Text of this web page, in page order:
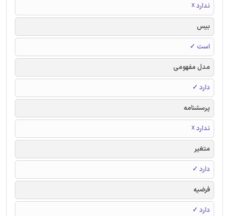
ندارد ☓
بیس
است ✓
مدل مفهومی
دارد ✓
پرسشنامه
ندارد ☓
متغیر
دارد ✓
فرضیه
دارد ✓